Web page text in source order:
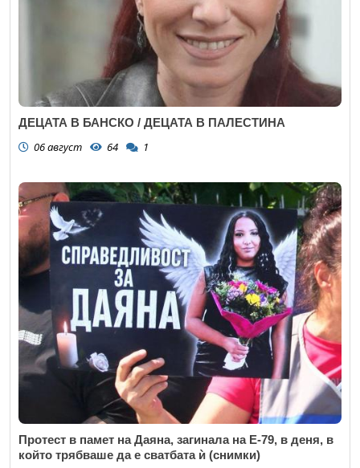
ДЕЦАТА В БАНСКО / ДЕЦАТА В ПАЛЕСТИНА
06 август 64 1
Протест в памет на Даяна, загинала на Е-79, в деня, в
който трябваше да е сватбата ѝ (снимки)